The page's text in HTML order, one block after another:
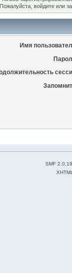
Пожалуйста, войдите или
Имя
SMF 2.0.19